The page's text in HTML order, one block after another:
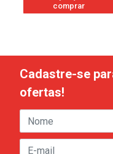
comprar
Cadastre-se
ofertas!